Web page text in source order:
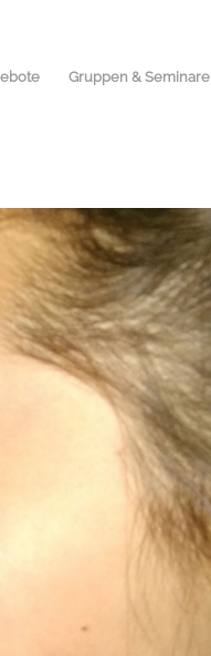
Gruppen & Seminare